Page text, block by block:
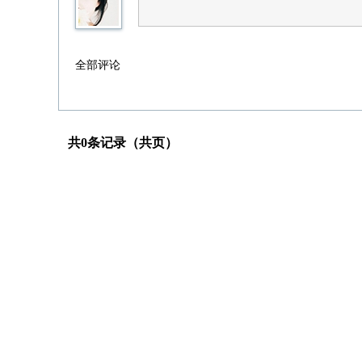
全部评论
共0条记录（共页）